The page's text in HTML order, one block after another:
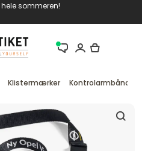
sommeren!
Klistermærker Kontrolarmbånd